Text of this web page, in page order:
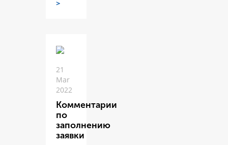
>
21
Mar
2022
Комментарии
по
заполнению
заявки